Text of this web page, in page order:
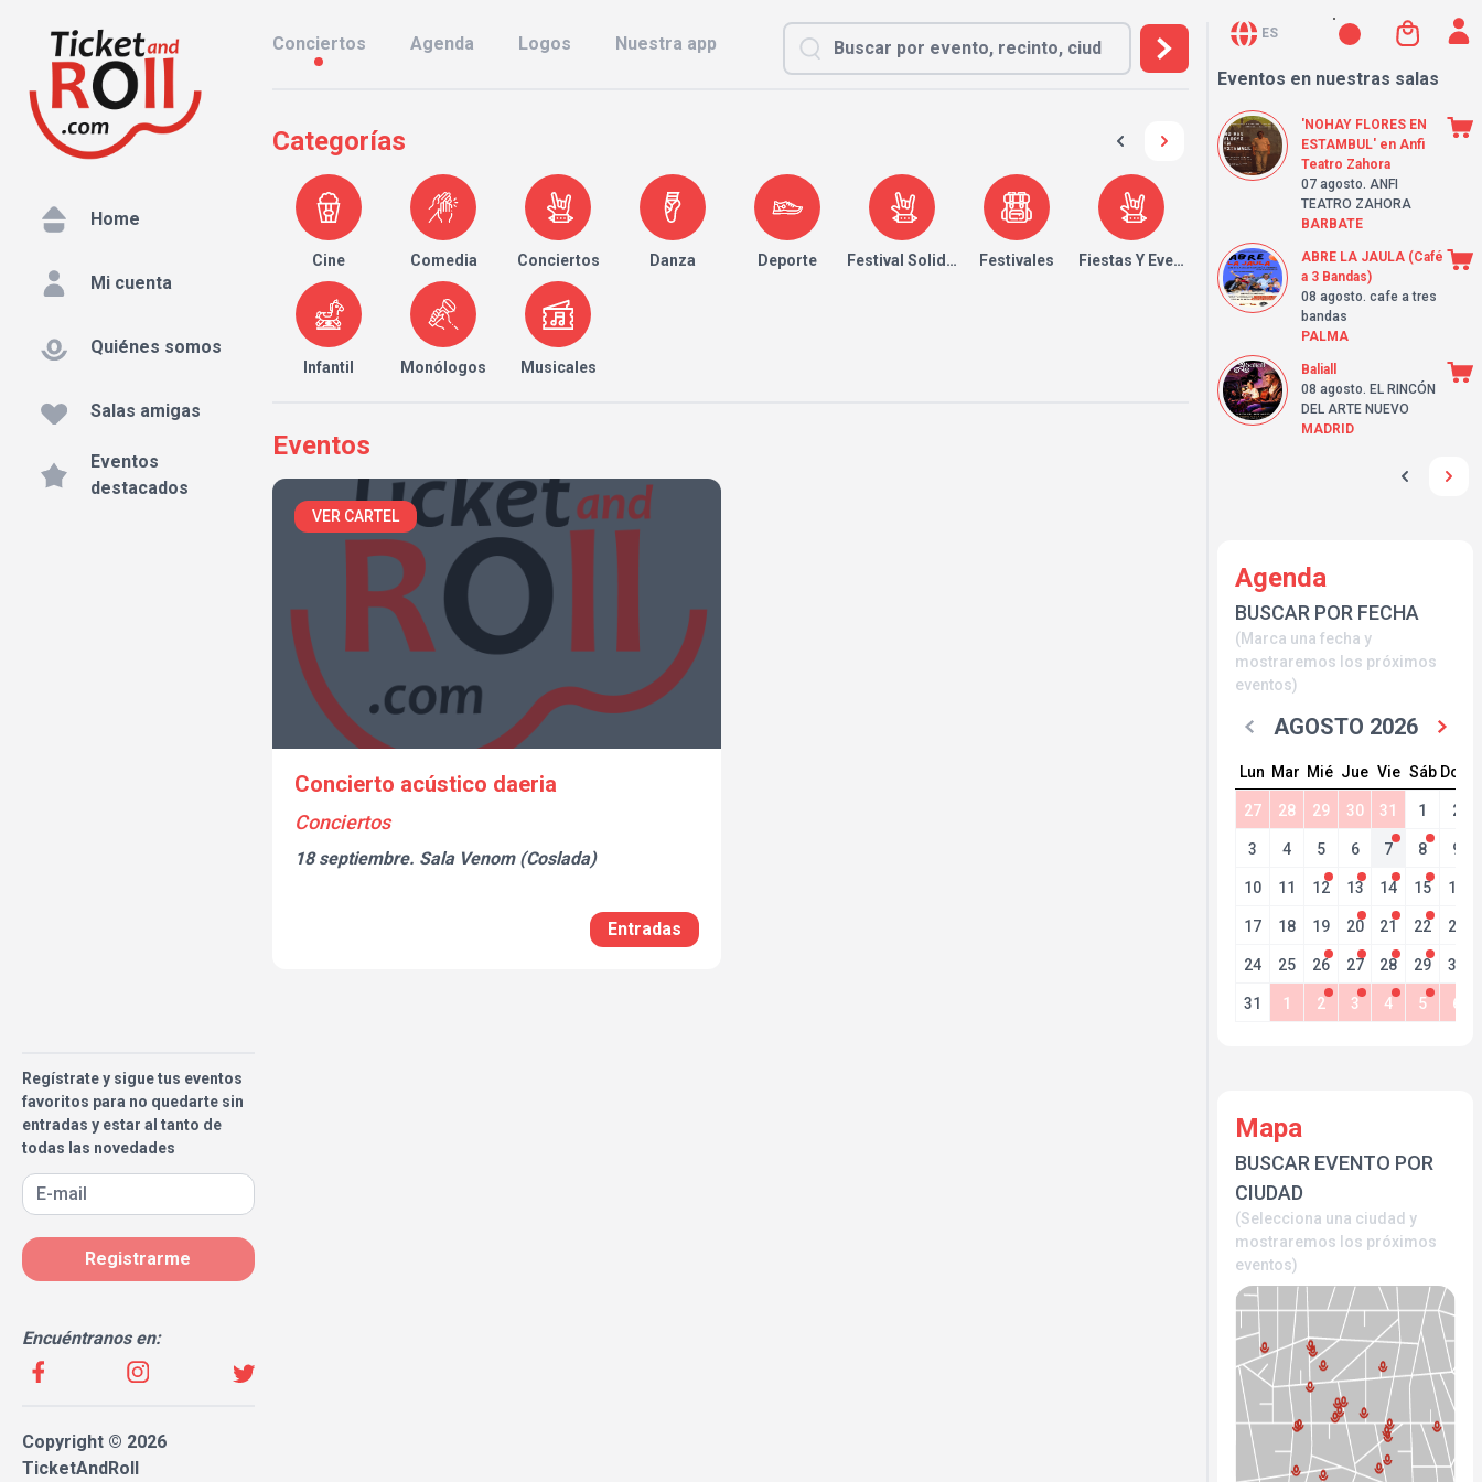
Home
Mi cuenta
Quiénes somos
Salas amigas
Eventos
destacados
Regístrate y sigue tus eventos
favoritos para no quedarte sin
entradas y estar al tanto de
todas las novedades
Registrarme
Encuéntranos en:
Copyright © 2026
TicketAndRoll
Conciertos Agenda Logos Nuestra app
Categorías
Cine Comedia Conciertos Danza Deporte Festival Solidario Festivales Fiestas Y Eventos
Infantil Monólogos Musicales
Eventos
VER CARTEL
Concierto acústico daeria
Conciertos
18 septiembre. Sala Venom (Coslada)
Entradas
ES
Eventos en nuestras salas
'NOHAY FLORES EN
ESTAMBUL' en Anfi
Teatro Zahora
07 agosto. ANFI
TEATRO ZAHORA
BARBATE
ABRE LA JAULA (Café
a 3 Bandas)
08 agosto. cafe a tres
bandas
PALMA
Baliall
08 agosto. EL RINCÓN
DEL ARTE NUEVO
MADRID
Agenda
BUSCAR POR FECHA
(Marca una fecha y
mostraremos los próximos
eventos)
AGOSTO 2026
Lun Mar Mié Jue Vie Sáb Dom
27 28 29 30 31 1 2
3 4 5 6 7 8 9
10 11 12 13 14 15 16
17 18 19 20 21 22 23
24 25 26 27 28 29 30
31 1 2 3 4 5 6
Mapa
BUSCAR EVENTO POR
CIUDAD
(Selecciona una ciudad y
mostraremos los próximos
eventos)